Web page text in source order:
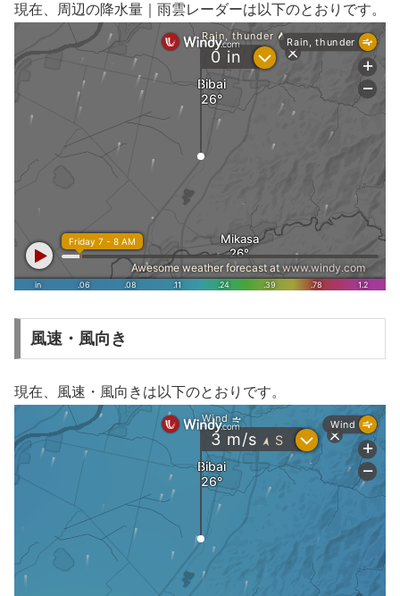
現在、周辺の降水量｜雨雲レーダーは以下のとおりです。
風速・風向き
現在、風速・風向きは以下のとおりです。